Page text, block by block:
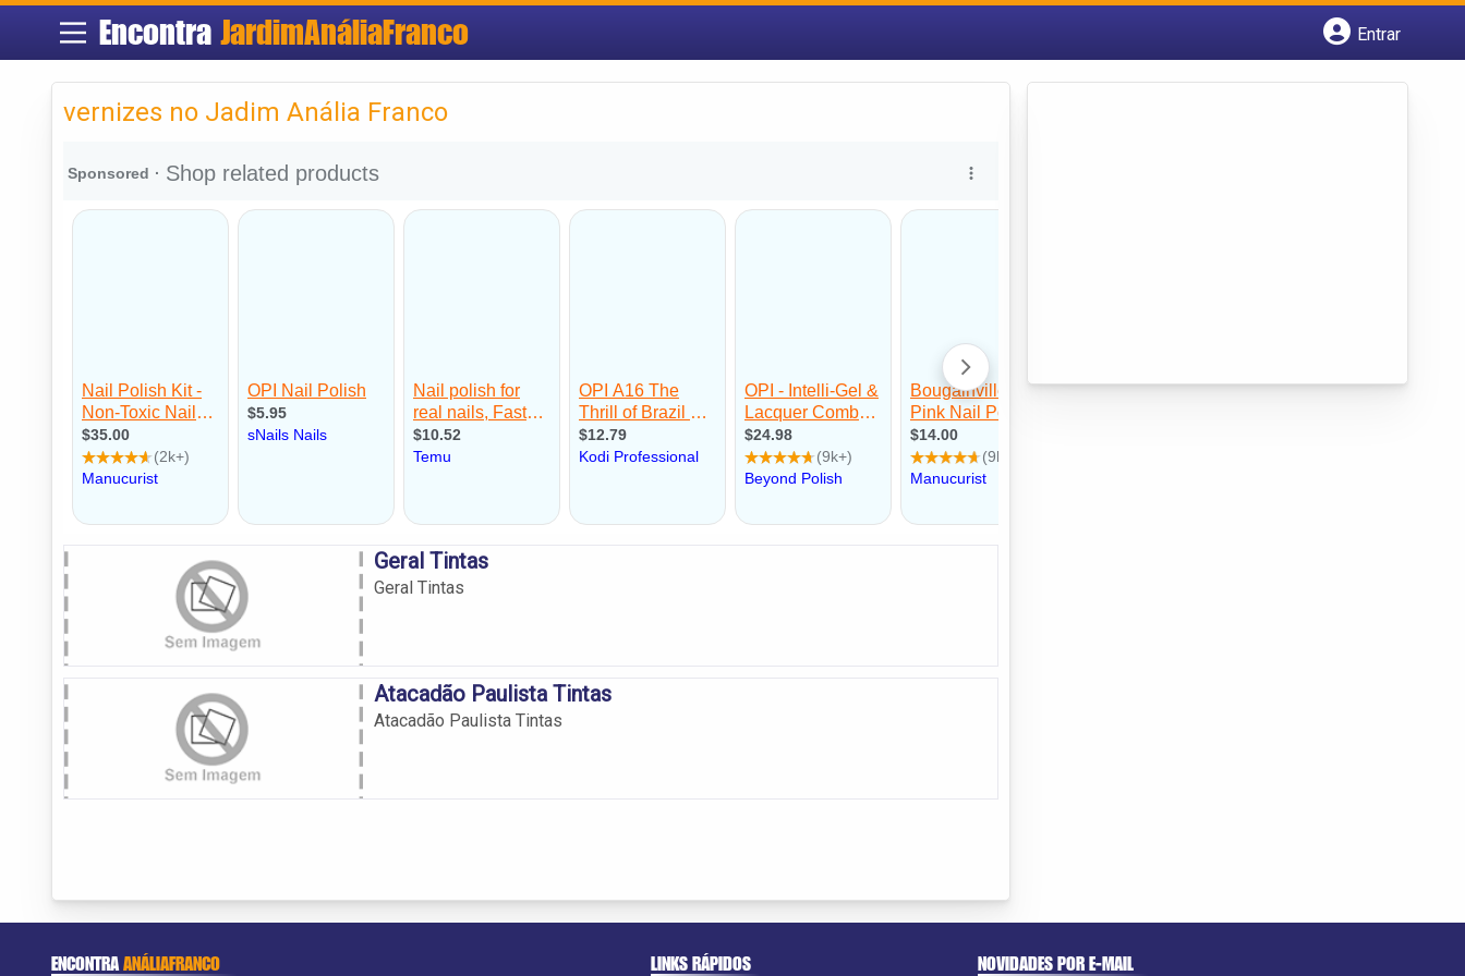
Encontra JardimAnáliaFranco
Entrar
vernizes no Jadim Anália Franco
Geral Tintas
Geral Tintas
Atacadão Paulista Tintas
Atacadão Paulista Tintas
ENCONTRAANÁLIAFRANCO LINKS RÁPIDOS NOVIDADES POR E-MAIL